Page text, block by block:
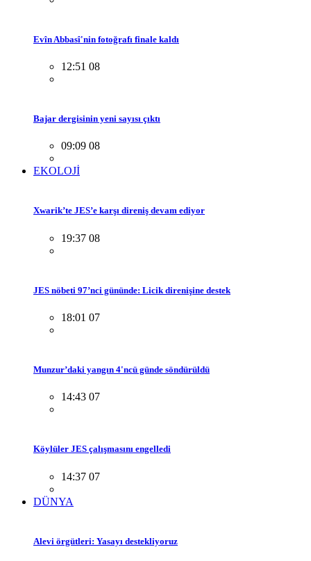
Evîn Abbasî'nin fotoğrafı finale kaldı
12:51 08
Bajar dergisinin yeni sayısı çıktı
09:09 08
EKOLOJİ
Xwarik’te JES’e karşı direniş devam ediyor
19:37 08
JES nöbeti 97’nci gününde: Licik direnişine destek
18:01 07
Munzur’daki yangın 4'ncü günde söndürüldü
14:43 07
Köylüler JES çalışmasını engelledi
14:37 07
DÜNYA
Alevi örgütleri: Yasayı destekliyoruz